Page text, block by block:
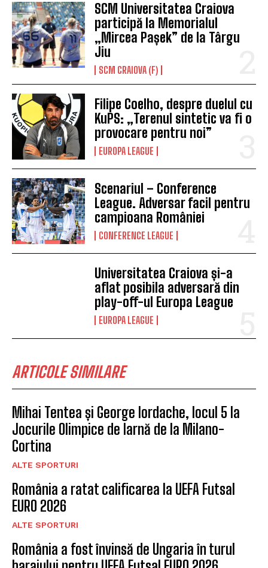
SCM Universitatea Craiova
participă la Memorialul
„Mircea Pașek” de la Târgu
Jiu
SCM CRAIOVA (F)
Filipe Coelho, despre duelul cu
KuPS: „Terenul sintetic va fi o
provocare pentru noi”
EUROPA LEAGUE
Scenariul – Conference
League. Adversar facil pentru
campioana României
CONFERENCE LEAGUE
Universitatea Craiova și-a
aflat posibila adversară din
play-off-ul Europa League
EUROPA LEAGUE
ARTICOLE SIMILARE
Mihai Tentea și George Iordache, locul 5 la
Jocurile Olimpice de Iarnă de la Milano-
Cortina
ALTE SPORTURI
România a ratat calificarea la UEFA Futsal
EURO 2026
ALTE SPORTURI
România a fost învinsă de Ungaria în turul